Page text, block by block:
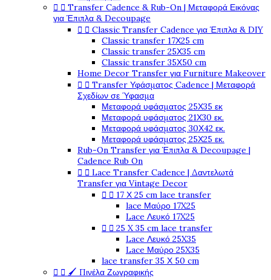
  Transfer Cadence & Rub-On | Μεταφορά Εικόνας
για Έπιπλα & Decoupage
  Classic Transfer Cadence για Έπιπλα & DIY
Classic transfer 17Χ25 cm
Classic transfer 25Χ35 cm
Classic transfer 35Χ50 cm
Home Decor Transfer για Furniture Makeover
  Transfer Υφάσματος Cadence | Μεταφορά
Σχεδίων σε Ύφασμα
Μεταφορά υφάσματος 25Χ35 εκ
Μεταφορά υφάσματος 21Χ30 εκ.
Μεταφορά υφάσματος 30Χ42 εκ.
Μεταφορά υφάσματος 25Χ25 εκ.
Rub-On Transfer για Έπιπλα & Decoupage |
Cadence Rub On
  Lace Transfer Cadence | Δαντελωτά
Transfer για Vintage Decor
  17 Χ 25 cm lace transfer
lace Μαύρο 17X25
Lace Λευκό 17X25
  25 X 35 cm lace transfer
Lace Λευκό 25X35
Lace Μαύρο 25X35
lace transfer 35 Χ 50 cm
  🖌️ Πινέλα Ζωγραφικής